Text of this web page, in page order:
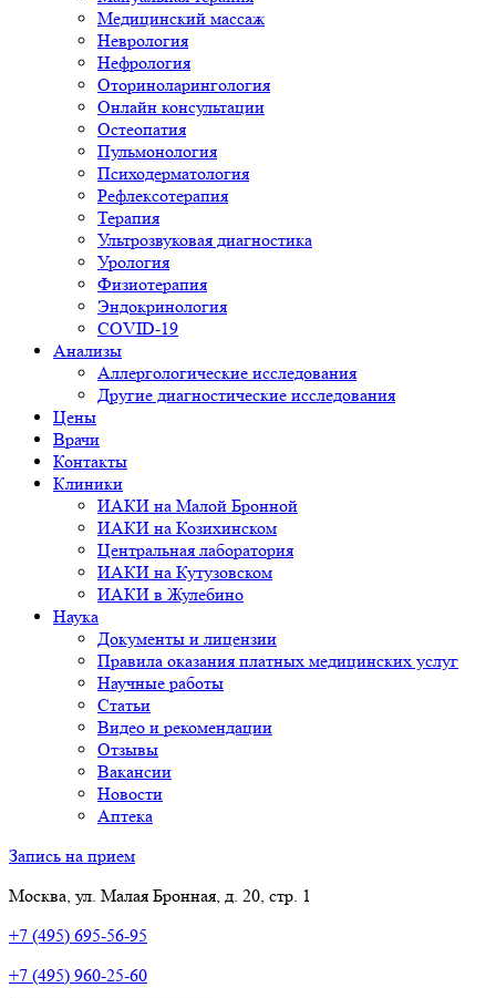
Медицинский массаж
Неврология
Нефрология
Оториноларингология
Онлайн консультации
Остеопатия
Пульмонология
Психодерматология
Рефлексотерапия
Терапия
Ультрозвуковая диагностика
Урология
Физиотерапия
Эндокринология
COVID-19
Анализы
Аллергологические исследования
Другие диагностические исследования
Цены
Врачи
Контакты
Клиники
ИАКИ на Малой Бронной
ИАКИ на Козихинском
Центральная лаборатория
ИАКИ на Кутузовском
ИАКИ в Жулебино
Наука
Документы и лицензии
Правила оказания платных медицинских услуг
Научные работы
Статьи
Видео и рекомендации
Отзывы
Вакансии
Новости
Аптека
Запись на прием
Москва, ул. Малая Бронная, д. 20, стр. 1
+7 (495) 695-56-95
+7 (495) 960-25-60